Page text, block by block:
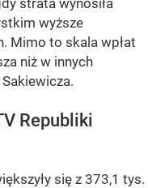
wyższe
Mimo to skala wpłat
niż w innych
Republiki
się z 373,1 tys.